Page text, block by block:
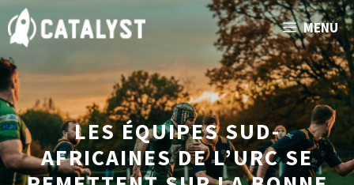
Aller
au
contenu
MENU
LES ÉQUIPES SUD-
AFRICAINES DE L’URC SE